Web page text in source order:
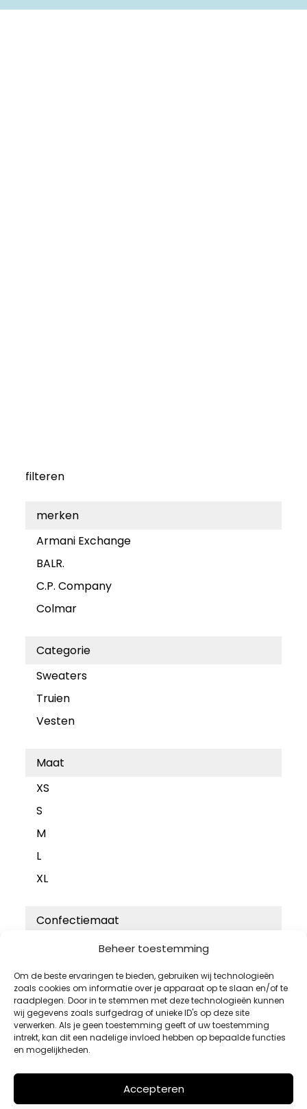
Beheer toestemming
Om de beste ervaringen te bieden, gebruiken wij technologieën
zoals cookies om informatie over je apparaat op te slaan en/of te
raadplegen. Door in te stemmen met deze technologieën kunnen
wij gegevens zoals surfgedrag of unieke ID's op deze site
verwerken. Als je geen toestemming geeft of uw toestemming
intrekt, kan dit een nadelige invloed hebben op bepaalde functies
en mogelijkheden.
Accepteren
filteren
merken
Armani Exchange
BALR.
C.P. Company
Colmar
Categorie
Sweaters
Truien
Vesten
Maat
XS
S
M
L
XL
Confectiemaat
50
52
54